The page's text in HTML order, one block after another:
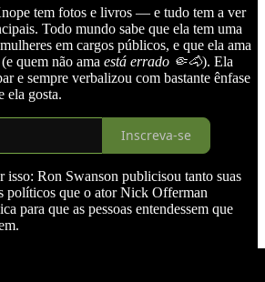
tem fotos e livros — e tudo tem a ver
Todo mundo sabe que ela tem uma
em cargos públicos, e que ela ama
quem não ama está errado 🤏🐴). Ela
e sempre verbalizou com bastante ênfase
ela gosta.
Inscreva-se
isso: Ron Swanson publicisou tanto suas
políticos que o ator Nick Offerman
para que as pessoas entendessem que